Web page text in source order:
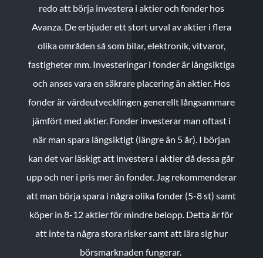
redo att börja investera i aktier och fonder hos
Avanza. De erbjuder ett stort urval av aktier i flera
olika områden så som bilar, elektronik, vitvaror,
fastigheter mm. Investeringar i fonder är långsiktiga
och anses vara en säkrare placering än aktier. Hos
fonder är värdeutvecklingen generellt långsammare
jämfört med aktier. Fonder investerar man oftast i
när man spara långsiktigt (längre än 5 år). I början
kan det var läskigt att investera i aktier då dessa går
upp och ner i pris mer än fonder. Jag rekommenderar
att man börja spara i några olika fonder (5-8 st) samt
köper in 8-12 aktier för mindre belopp. Detta är för
att inte ta några stora risker samt att lära sig hur
börsmarknaden fungerar.